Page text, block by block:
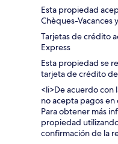
Esta propiedad
Chèques-Vacances
Tarjetas de crédito
Express
Esta propiedad se
tarjeta de crédito
<li>De acuerdo con
no acepta pagos en
Para obtener más
propiedad
confirmación de la